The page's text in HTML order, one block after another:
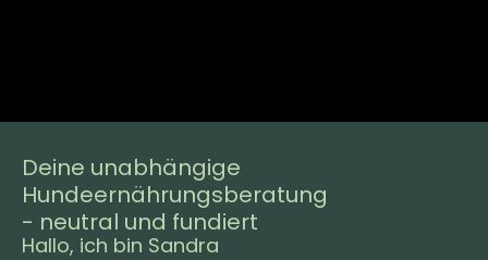
Deine unabhängige
Hundeernährungsberatung
- neutral und fundiert
Hallo, ich bin Sandra